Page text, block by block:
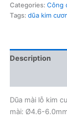
Categories: Công
Tags: dũa kim
Description
Dũa mài lỗ kim
mài: Ø4.6-